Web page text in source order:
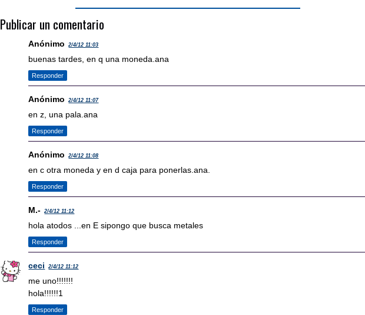
Publicar un comentario
Anónimo 2/4/12 11:03
buenas tardes, en q una moneda.ana
Responder
Anónimo 2/4/12 11:07
en z, una pala.ana
Responder
Anónimo 2/4/12 11:08
en c otra moneda y en d caja para ponerlas.ana.
Responder
M.- 2/4/12 11:12
hola atodos ...en E sipongo que busca metales
Responder
ceci 2/4/12 11:12
me uno!!!!!!!
hola!!!!!!1
Responder